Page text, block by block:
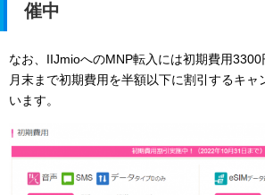
催中
なお、 IIJmioへのMNP転入には初期費用
月末まで初期費用を半額以下に割引するキャ
います。